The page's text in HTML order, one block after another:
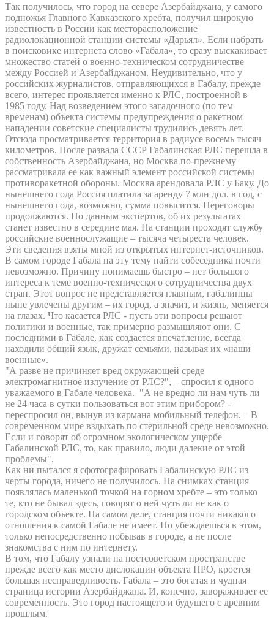
Так получилось, что город на севере Азербайджана, у самого
подножья Главного Кавказского хребта, получил широкую
известность в России как месторасположение
радиолокационной станции системы «Дарьял». Если набрать
в поисковике интернета слово «Габала», то сразу выскакивает
множество статей о военно-техническом сотрудничестве
между Россией и Азербайджаном. Неудивительно, что у
российских журналистов, отправляющихся в Габалу, прежде
всего, интерес проявляется именно к РЛС, построенной в
1985 году. Над возведением этого загадочного (по тем
временам) объекта системы предупреждения о ракетном
нападении советские специалисты трудились девять лет.
Отсюда просматривается территория в радиусе восемь тысяч
километров. После развала СССР Габалинская РЛС перешла в
собственность Азербайджана, но Москва по-прежнему
рассматривала ее как важный элемент российской системы
противоракетной обороны. Москва арендовала РЛС у Баку. До
нынешнего года Россия платила за аренду 7 млн дол. в год, с
нынешнего года, возможно, сумма повысится. Переговоры
продолжаются. По данным экспертов, об их результатах
станет известно в середине мая. На станции проходят службу
российские военнослужащие – тысяча четыреста человек.
Эти сведения взяты мной из открытых интернет-источников.
В самом городе Габала на эту тему найти собеседника почти
невозможно. Причину понимаешь быстро – нет большого
интереса к теме военно-технического сотрудничества двух
стран. Этот вопрос не представляется главным, габалинцы
ныне увлечены другим – их город, а значит, и жизнь, меняется
на глазах. Что касается РЛС - пусть эти вопросы решают
политики и военные, так примерно размышляют они. С
последними в Габале, как создается впечатление, всегда
находили общий язык, дружат семьями, называя их «наши
военные».
"А разве не причиняет вред окружающей среде
электромагнитное излучение от РЛС?", – спросил я одного
уважаемого в Габале человека. "А не вредно ли нам чуть ли
не 24 часа в сутки пользоваться вот этим прибором? -
переспросил он, вынув из кармана мобильный телефон. – В
современном мире вздыхать по стерильной среде невозможно.
Если и говорят об огромном экологическом ущербе
Габалинской РЛС, то, как правило, люди далекие от этой
проблемы".
Как ни пытался я сфотографировать Габалинскую РЛС из
черты города, ничего не получилось. На снимках станция
появлялась маленькой точкой на горном хребте – это только
те, кто не бывал здесь, говорят о ней чуть ли не как о
городском объекте. На самом деле, станция почти никакого
отношения к самой Габале не имеет. Но убеждаешься в этом,
только непосредственно побывав в городе, а не после
знакомства с ним по интернету.
В том, что Габалу узнали на постсоветском пространстве
прежде всего как место дислокации объекта ПРО, кроется
большая несправедливость. Габала – это богатая и чудная
страница истории Азербайджана. И, конечно, завораживает ее
современность. Это город настоящего и будущего с древним
прошлым.